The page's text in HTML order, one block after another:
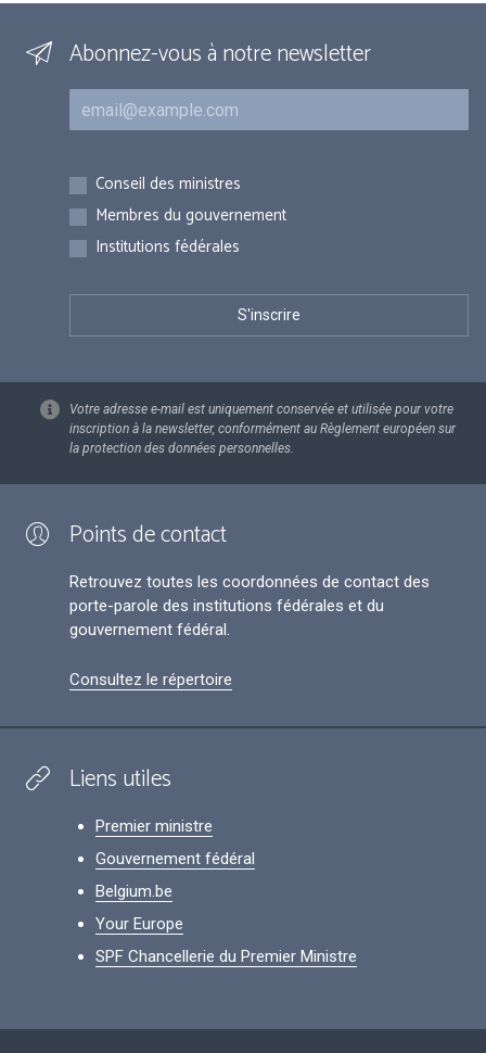
Abonnez-vous à notre newsletter
Courriel
Inscriptions
Conseil des ministres
Membres du gouvernement
Institutions fédérales
Votre adresse e-mail est uniquement conservée et utilisée pour votre
inscription à la newsletter, conformément au Règlement européen sur
la protection des données personnelles.
Points de contact
Retrouvez toutes les coordonnées de contact des
porte-parole des institutions fédérales et du
gouvernement fédéral.
Consultez le répertoire
Liens utiles
Premier ministre
Gouvernement fédéral
Belgium.be
Your Europe
SPF Chancellerie du Premier Ministre